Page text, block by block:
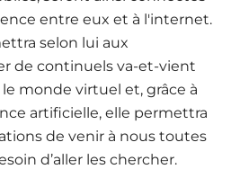
entre eux et à l'internet.
selon lui aux
de continuels va-et-vient
monde virtuel et, grâce à
artificielle, elle permettra
de venir à nous toutes
d’aller les chercher.